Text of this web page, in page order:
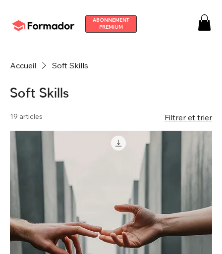
ABONNEMENT
PREMIUM
Accueil Soft Skills
Soft Skills
19 articles Filtrer et trier